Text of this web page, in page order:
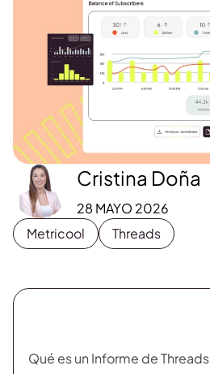
Cristina Doña
28 MAYO 2026
Metricool
Threads
Qué es un Informe de Threads